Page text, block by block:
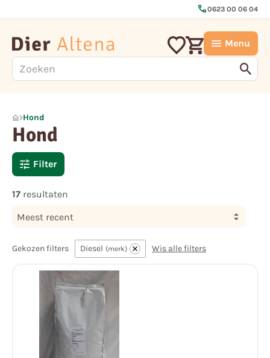
call0623 00 06 04
Menu
Hond
Hond
Filter
17 resultaten
Meest recent
Gekozen filters Diesel merk Wis alle filters